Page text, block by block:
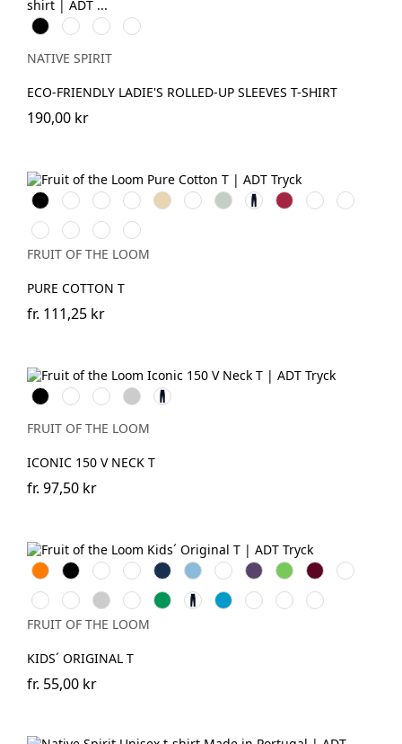
Svart Vit Ivory Petal
Rose
NATIVE SPIRIT
ECO-FRIENDLY LADIE'S ROLLED-UP SLEEVES T-SHIRT
190,00 kr
BlackWhiteRed
Royal
Blue
Desert
Sand
Natural
Sage Deep
Navy
CranberryMineral
Blue
Classic
Olive
Light
Graphite
(Solid)
Mountain
Blue
Ocean
Teal
Dark
Plum
FRUIT OF THE LOOM
PURE COTTON T
fr. 111,25 kr
BlackWhiteRoyal
Blue
Heather
Grey
Deep
Navy
FRUIT OF THE LOOM
ICONIC 150 V NECK T
fr. 97,50 kr
OrangeBlackWhiteRed Navy Sky
Blue
Royal
Blue
PurpleLime Burgundy
Bottle
Green
FuchsiaYellowHeather
Grey
Sunflower
Kelly
Green
Deep
Navy
Azure
Blue
Classic
Olive
Brick
Red
Light
Graphite
FRUIT OF THE LOOM
KIDS´ ORIGINAL T
fr. 55,00 kr